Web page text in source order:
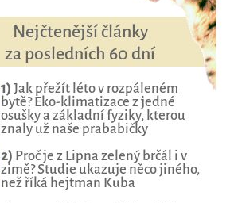
Nejčtenější články
za posledních 60 dní
1) Jak přežít léto v rozpáleném
bytě? Eko-klimatizace z jedné
osušky a základní fyziky, kterou
znaly už naše prababičky
2) Proč je z Lipna zelený brčál i v
zimě? Studie ukazuje něco jiného,
než říká hejtman Kuba